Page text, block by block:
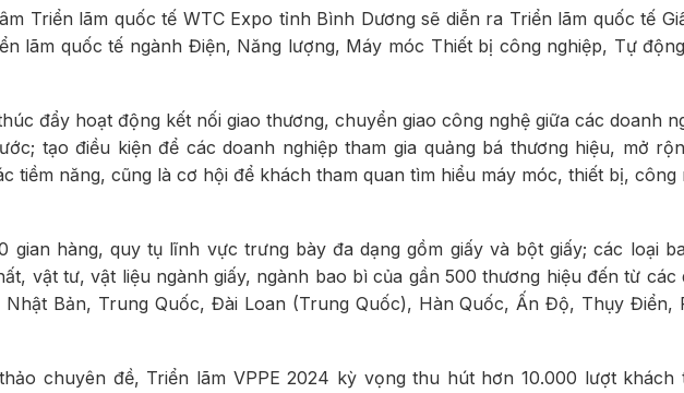
Triển lãm quốc tế WTC Expo tỉnh Bình Dương sẽ diễn ra Triển lãm quốc tế
lãm quốc tế ngành Điện, Năng lượng, Máy móc Thiết bị công nghiệp, Tự
đẩy hoạt động kết nối giao thương, chuyển giao công nghệ giữa các doanh
tạo điều kiện để các doanh nghiệp tham gia quảng bá thương hiệu, mở
tiềm năng, cũng là cơ hội để khách tham quan tìm hiểu máy móc, thiết bị, công
gian hàng, quy tụ lĩnh vực trưng bày đa dạng gồm giấy và bột giấy; các loại
vật tư, vật liệu ngành giấy, ngành bao bì của gần 500 thương hiệu đến từ các
Bản, Trung Quốc, Đài Loan (Trung Quốc), Hàn Quốc, Ấn Độ, Thụy Điển,
chuyên đề, Triển lãm VPPE 2024 kỳ vọng thu hút hơn 10.000 lượt khách